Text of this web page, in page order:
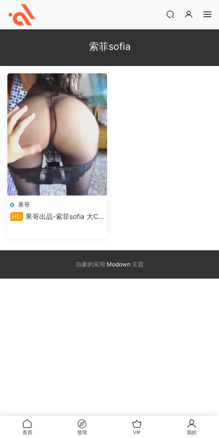
索菲sofia
果哥
HD
果哥出品-索菲sofia 大CD
自豪的采用 Modown 主題
首頁 發現 VIP 我的